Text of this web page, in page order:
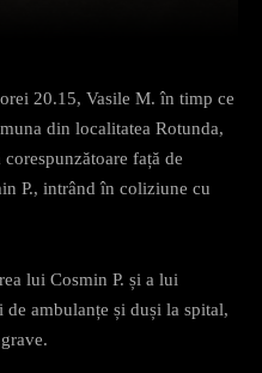
20.15, Vasile M. în timp ce
din localitatea Rotunda,
față de
P., intrând în coliziune cu
lui Cosmin P. și a lui
ambulanțe și duși la spital,